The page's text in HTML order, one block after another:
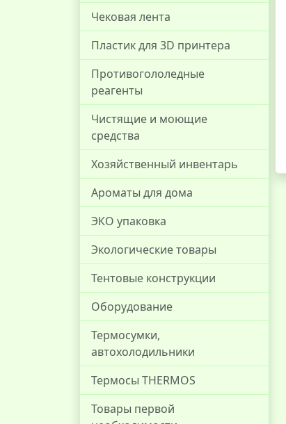
Чековая лента
Пластик для 3D принтера
Противогололедные
реагенты
Чистящие и моющие
средства
Хозяйственный инвентарь
Ароматы для дома
ЭКО упаковка
Экологические товары
Тентовые конструкции
Оборудование
Термосумки,
автохолодильники
Термосы THERMOS
Товары первой